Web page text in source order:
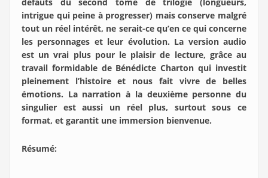
défauts du second tome de trilogie (longueurs,
intrigue qui peine à progresser) mais conserve malgré
tout un réel intérêt, ne serait-ce qu’en ce qui concerne
les personnages et leur évolution. La version audio
est un vrai plus pour le plaisir de lecture, grâce au
travail formidable de Bénédicte Charton qui investit
pleinement l’histoire et nous fait vivre de belles
émotions. La narration à la deuxième personne du
singulier est aussi un réel plus, surtout sous ce
format, et garantit une immersion bienvenue.
Résumé: